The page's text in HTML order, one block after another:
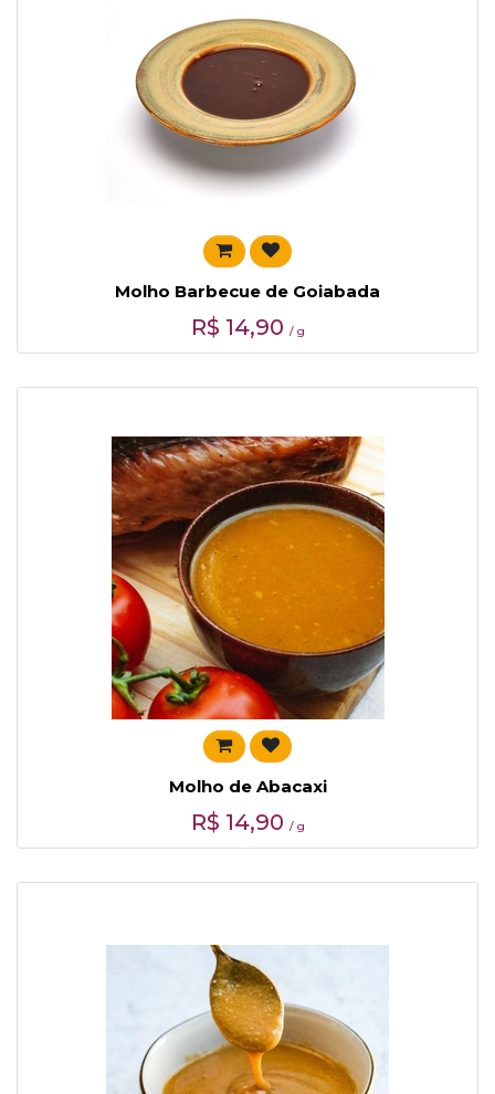
Molho Barbecue de Goiabada
R$ 14,90 / g
Molho de Abacaxi
R$ 14,90 / g